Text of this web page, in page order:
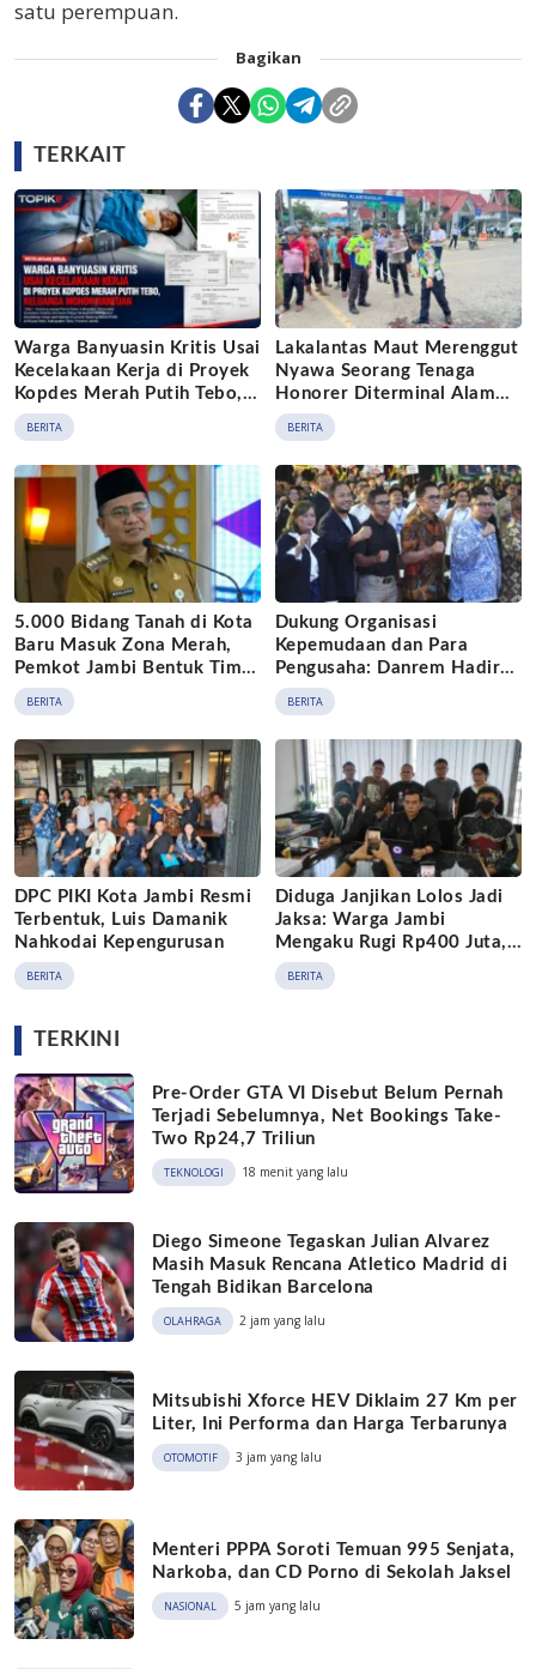
satu perempuan.
Bagikan
TERKAIT
Warga Banyuasin Kritis Usai
Kecelakaan Kerja di Proyek
Kopdes Merah Putih Tebo,
Keluarga Mohon Bantuan
BERITA
Lakalantas Maut Merenggut
Nyawa Seorang Tenaga
Honorer Diterminal Alam
Barajo Jambi, Pelaku
Diamankan Polisi
BERITA
5.000 Bidang Tanah di Kota
Baru Masuk Zona Merah,
Pemkot Jambi Bentuk Tim
Khusus
BERITA
Dukung Organisasi
Kepemudaan dan Para
Pengusaha: Danrem Hadir
Dalam Debat Perdana Calon
Ketum BPP HIPMI 2026 –
2029 di Jambi
BERITA
DPC PIKI Kota Jambi Resmi
Terbentuk, Luis Damanik
Nahkodai Kepengurusan
BERITA
Diduga Janjikan Lolos Jadi
Jaksa: Warga Jambi
Mengaku Rugi Rp400 Juta,
Nama Gubernur Terseret
BERITA
TERKINI
Pre-Order GTA VI Disebut Belum Pernah
Terjadi Sebelumnya, Net Bookings Take-
Two Rp24,7 Triliun
TEKNOLOGI 18 menit yang lalu
Diego Simeone Tegaskan Julian Alvarez
Masih Masuk Rencana Atletico Madrid di
Tengah Bidikan Barcelona
OLAHRAGA 2 jam yang lalu
Mitsubishi Xforce HEV Diklaim 27 Km per
Liter, Ini Performa dan Harga Terbarunya
OTOMOTIF 3 jam yang lalu
Menteri PPPA Soroti Temuan 995 Senjata,
Narkoba, dan CD Porno di Sekolah Jaksel
NASIONAL 5 jam yang lalu